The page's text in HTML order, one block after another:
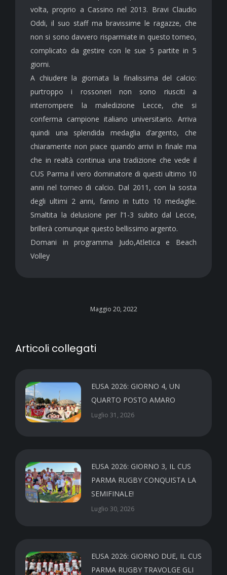
volta, proprio a Cassino nel 2013. Bravi Claudio
Oddi, il suo staff ma bravissime le ragazze, che
non si sono davvero risparmiate in questo torneo,
complicato da gestire con le sue 5 partite in 5
giorni.
A chiudere la giornata la finalissima del calcio:
purtroppo i rossoneri non sono riusciti a
interrompere la maledizione Lecce, che si
conferma campione italiano universitario. Arriva
quindi una splendida medaglia d’argento, che
chiaramente non piace quando arrivi in finale ma
che in realtà continua una tradizione che vede il
CUS Parma il vero dominatore di questi ultimo 10
anni nel torneo di calcio. Dal 2011, con la sosta
degli ultimi 2 anni, fanno in tutto 10 medaglie.
Smaltita la delusione per l’1-3 subito dal Lecce,
brillerà comunque questo bellissimo argento.
Domani in programma Judo,Atletica e Beach
Volley
Maggio 20, 2022
Articoli collegati
EUSA 2026: GIORNO 4, UN
QUARTO POSTO AMARO
Luglio 31, 2026
EUSA 2026: GIORNO 3, IL CUS
PARMA RUGBY CONQUISTA LA
SEMIFINALE!
Luglio 30, 2026
EUSA 2026: GIORNO DUE, IL CUS
PARMA RUGBY TRAVOLGE GLI